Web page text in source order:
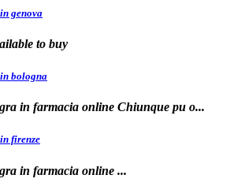
genova
to buy
bologna
in farmacia online Chiunque pu o...
firenze
in farmacia online ...